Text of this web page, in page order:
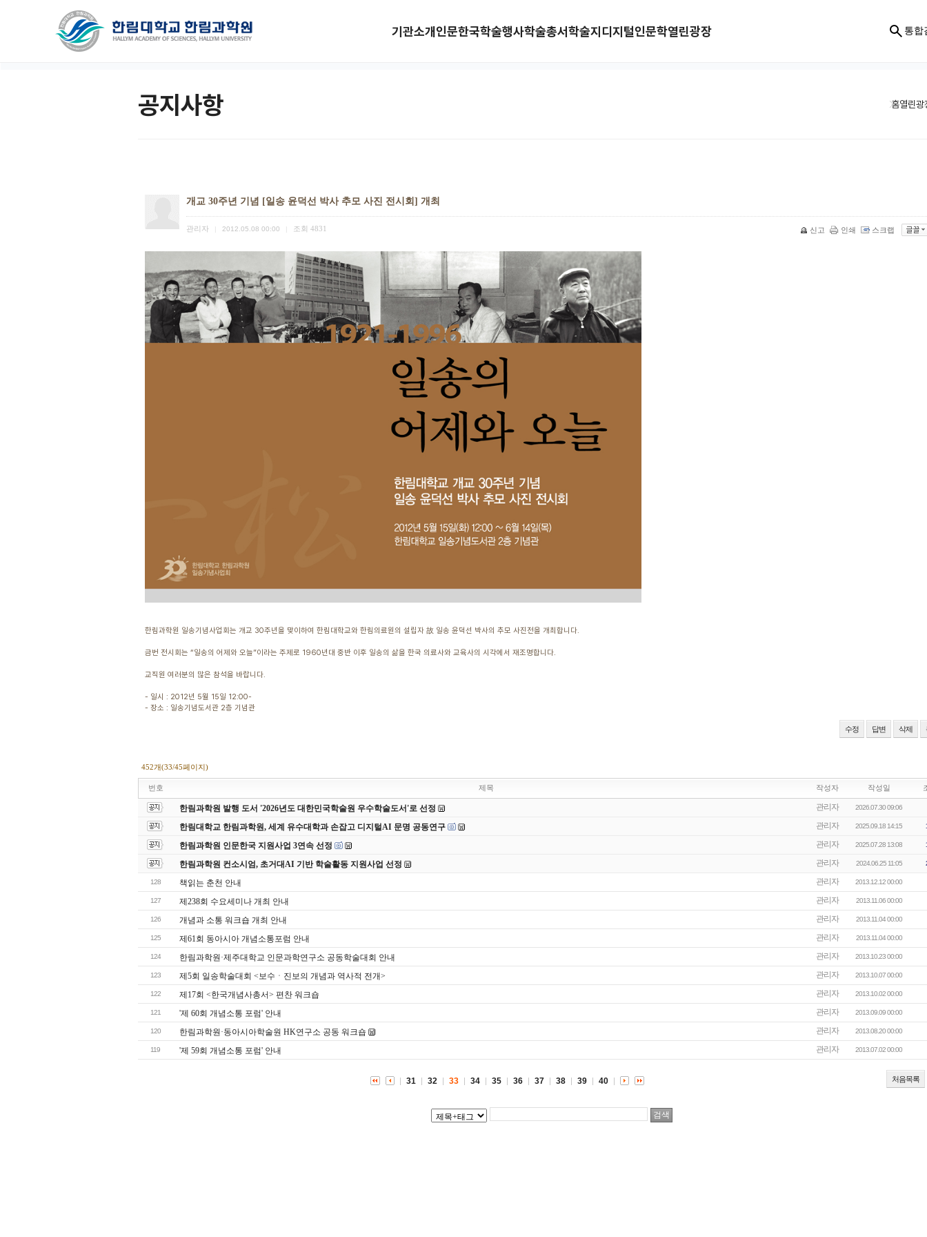
기관소개인문한국학술행사학술총서학술지디지털인문학열린광장 통합
공지사항 홈열린광
개교 30주년 기념 [일송 윤덕선 박사 추모 사진 전시회] 개최
관리자 2012.05.08 00:00 조회 4831 신고 인쇄 스크랩
한림과학원 일송기념사업회는 개교 30주년을 맞이하여 한림대학교와 한림의료원의 설립자 故 일송 윤덕선 박사의 추모 사진전을 개최합니다.
금번 전시회는 “일송의 어제와 오늘”이라는 주제로 1960년대 중반 이후 일송의 삶을 한국 의료사와 교육사의 시각에서 재조명합니다.
교직원 여러분의 많은 참석을 바랍니다.
- 일시 : 2012년 5월 15일 12:00-
- 장소 : 일송기념도서관 2층 기념관
수정 답변 삭제
452개(33/45페이지)
번호 제목 작성자 작성일
한림과학원 발행 도서 '2026년도 대한민국학술원 우수학술도서'로 선정 관리자 2026.07.30 09:06
한림대학교 한림과학원, 세계 유수대학과 손잡고 디지털AI 문명 공동연구 관리자 2025.09.18 14:15
한림과학원 인문한국 지원사업 3연속 선정 관리자 2025.07.28 13:08
한림과학원 컨소시엄, 초거대AI 기반 학술활동 지원사업 선정 관리자 2024.06.25 11:05
128 책읽는 춘천 안내 관리자 2013.12.12 00:00
127 제238회 수요세미나 개최 안내 관리자 2013.11.06 00:00
126 개념과 소통 워크숍 개최 안내 관리자 2013.11.04 00:00
125 제61회 동아시아 개념소통포럼 안내 관리자 2013.11.04 00:00
124 한림과학원·제주대학교 인문과학연구소 공동학술대회 안내 관리자 2013.10.23 00:00
123 제5회 일송학술대회 <보수ㆍ진보의 개념과 역사적 전개> 관리자 2013.10.07 00:00
122 제17회 <한국개념사총서> 편찬 워크숍 관리자 2013.10.02 00:00
121 '제 60회 개념소통 포럼' 안내 관리자 2013.09.09 00:00
120 한림과학원·동아시아학술원 HK연구소 공동 워크숍 관리자 2013.08.20 00:00
119 '제 59회 개념소통 포럼' 안내 관리자 2013.07.02 00:00
처음목록
31 32 33 34 35 36 37 38 39 40